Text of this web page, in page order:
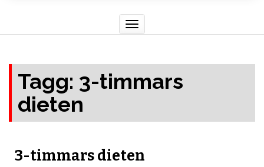
Toggle
navigation
Tagg: 3-timmars
dieten
3-timmars dieten